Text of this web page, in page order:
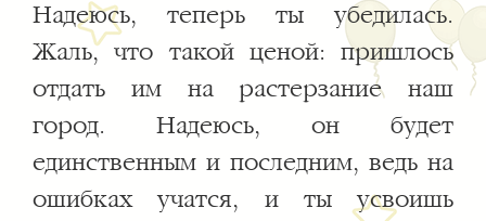
Надеюсь, теперь ты убедилась.
Жаль, что такой ценой: пришлось
отдать им на растерзание наш
город. Надеюсь, он будет
единственным и последним, ведь на
ошибках учатся, и ты усвоишь